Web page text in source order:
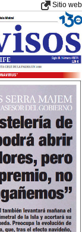
Sitio web